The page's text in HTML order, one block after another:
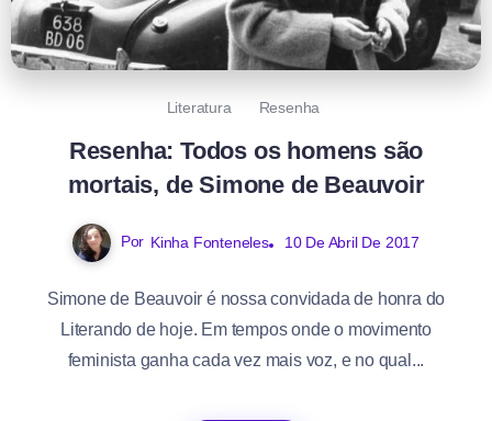
Literatura Resenha
Resenha: Todos os homens são
mortais, de Simone de Beauvoir
Por Kinha Fonteneles 10 De Abril De 2017
Simone de Beauvoir é nossa convidada de honra do
Literando de hoje. Em tempos onde o movimento
feminista ganha cada vez mais voz, e no qual...